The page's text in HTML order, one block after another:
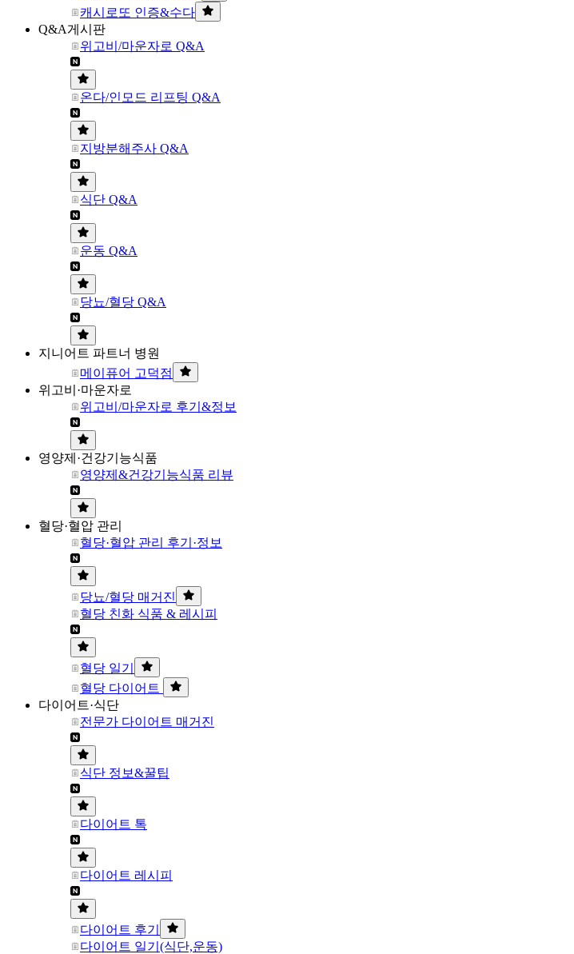
캐시로또 인증&수다
Q&A게시판
위고비/마운자로 Q&A
온다/인모드 리프팅 Q&A
지방분해주사 Q&A
식단 Q&A
운동 Q&A
당뇨/혈당 Q&A
지니어트 파트너 병원
메이퓨어 고덕점
위고비·마운자로
위고비/마운자로 후기&정보
영양제·건강기능식품
영양제&건강기능식품 리뷰
혈당·혈압 관리
혈당·혈압 관리 후기·정보
당뇨/혈당 매거진
혈당 친화 식품 & 레시피
혈당 일기
혈당 다이어트
다이어트·식단
전문가 다이어트 매거진
식단 정보&꿀팁
다이어트 톡
다이어트 레시피
다이어트 후기
다이어트 일기(식단,운동)